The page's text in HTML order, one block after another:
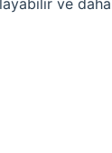
ve daha